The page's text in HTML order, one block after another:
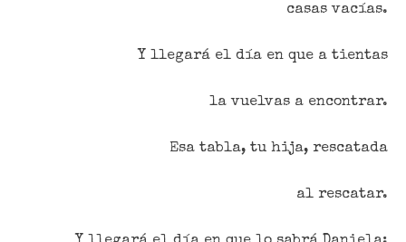
casas vacías.
Y llegará el día en que a tientas
la vuelvas a encontrar.
Esa tabla, tu hija, rescatada
al rescatar.